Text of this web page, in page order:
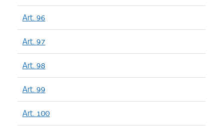
Art. 96
Art. 97
Art. 98
Art. 99
Art. 100